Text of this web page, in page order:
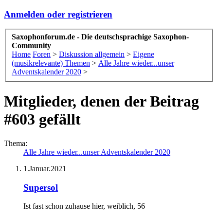
Anmelden oder registrieren
Saxophonforum.de - Die deutschsprachige Saxophon-
Community
Home Foren > Diskussion allgemein > Eigene
(musikrelevante) Themen > Alle Jahre wieder...unser
Adventskalender 2020 >
Mitglieder, denen der Beitrag
#603 gefällt
Thema:
Alle Jahre wieder...unser Adventskalender 2020
1.Januar.2021
Supersol
Ist fast schon zuhause hier, weiblich, 56